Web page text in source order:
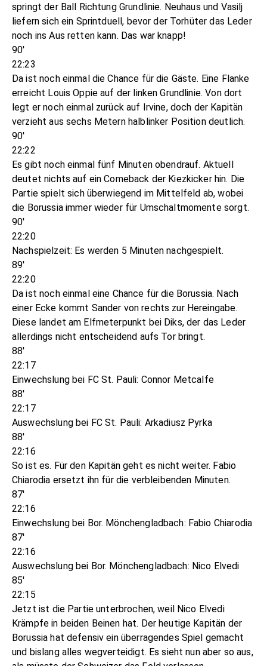
springt der Ball Richtung Grundlinie. Neuhaus und Vasilj
liefern sich ein Sprintduell, bevor der Torhüter das Leder
noch ins Aus retten kann. Das war knapp!
90'
22:23
Da ist noch einmal die Chance für die Gäste. Eine Flanke
erreicht Louis Oppie auf der linken Grundlinie. Von dort
legt er noch einmal zurück auf Irvine, doch der Kapitän
verzieht aus sechs Metern halblinker Position deutlich.
90'
22:22
Es gibt noch einmal fünf Minuten obendrauf. Aktuell
deutet nichts auf ein Comeback der Kiezkicker hin. Die
Partie spielt sich überwiegend im Mittelfeld ab, wobei
die Borussia immer wieder für Umschaltmomente sorgt.
90'
22:20
Nachspielzeit: Es werden 5 Minuten nachgespielt.
89'
22:20
Da ist noch einmal eine Chance für die Borussia. Nach
einer Ecke kommt Sander von rechts zur Hereingabe.
Diese landet am Elfmeterpunkt bei Diks, der das Leder
allerdings nicht entscheidend aufs Tor bringt.
88'
22:17
Einwechslung bei FC St. Pauli: Connor Metcalfe
88'
22:17
Auswechslung bei FC St. Pauli: Arkadiusz Pyrka
88'
22:16
So ist es. Für den Kapitän geht es nicht weiter. Fabio
Chiarodia ersetzt ihn für die verbleibenden Minuten.
87'
22:16
Einwechslung bei Bor. Mönchengladbach: Fabio Chiarodia
87'
22:16
Auswechslung bei Bor. Mönchengladbach: Nico Elvedi
85'
22:15
Jetzt ist die Partie unterbrochen, weil Nico Elvedi
Krämpfe in beiden Beinen hat. Der heutige Kapitän der
Borussia hat defensiv ein überragendes Spiel gemacht
und bislang alles wegverteidigt. Es sieht nun aber so aus,